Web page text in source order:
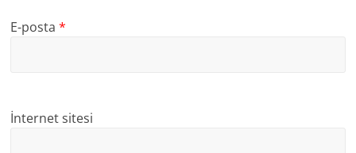
E-posta*
İnternet sitesi